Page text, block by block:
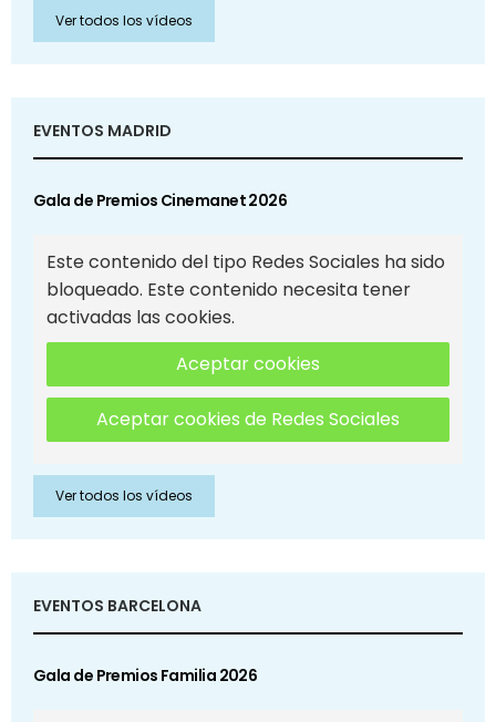
Ver todos los vídeos
EVENTOS MADRID
Gala de Premios Cinemanet 2026
Este contenido del tipo Redes Sociales ha sido
bloqueado. Este contenido necesita tener
activadas las cookies.
Aceptar cookies
Aceptar cookies de Redes Sociales
Ver todos los vídeos
EVENTOS BARCELONA
Gala de Premios Familia 2026